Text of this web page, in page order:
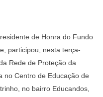
de Honra do Fundo
participou, nesta terça-
Rede de Proteção da
no Centro de Educação de
no bairro Educandos,